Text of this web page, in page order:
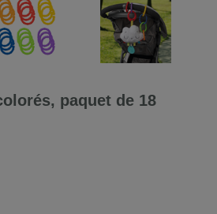
paquet de 18